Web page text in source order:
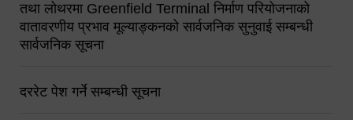
तथा लोथरमा Greenfield Terminal निर्माण परियोजनाको
वातावरणीय प्रभाव मूल्याङ्कनको सार्वजनिक सुनुवाई सम्बन्धी
सार्वजनिक सूचना
दररेट पेश गर्ने सम्बन्धी सूचना